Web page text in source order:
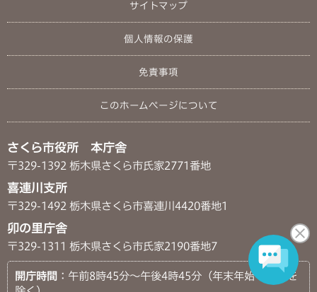
サイトマップ
個人情報の保護
免責事項
このホームページについて
さくら市役所 本庁舎
〒329-1392 栃木県さくら市氏家2771番地
喜連川支所
〒329-1492 栃木県さくら市喜連川4420番地1
卯の里庁舎
〒329-1311 栃木県さくら市氏家2190番地7
開庁時間 ：午前8時45分～午後4時45分（年末年始・祝日を